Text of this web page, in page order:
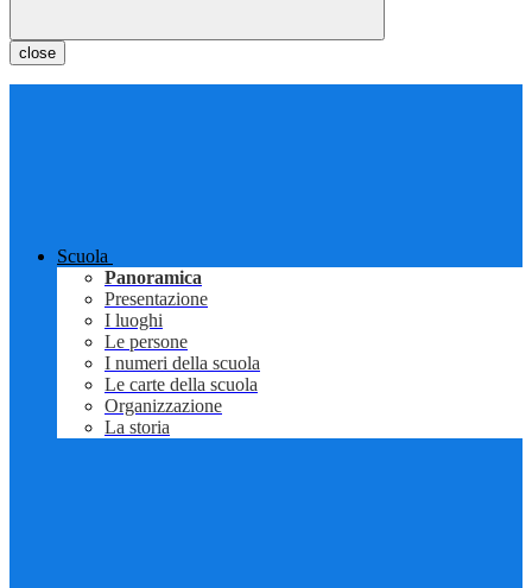
close
Scuola
Panoramica
Presentazione
I luoghi
Le persone
I numeri della scuola
Le carte della scuola
Organizzazione
La storia